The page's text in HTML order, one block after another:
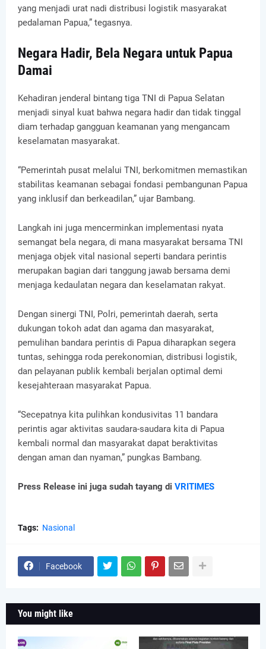
yang menjadi urat nadi distribusi logistik masyarakat
pedalaman Papua,” tegasnya.
Negara Hadir, Bela Negara untuk Papua
Damai
Kehadiran jenderal bintang tiga TNI di Papua Selatan
menjadi sinyal kuat bahwa negara hadir dan tidak tinggal
diam terhadap gangguan keamanan yang mengancam
keselamatan masyarakat.
“Pemerintah pusat melalui TNI, berkomitmen memastikan
stabilitas keamanan sebagai fondasi pembangunan Papua
yang inklusif dan berkeadilan,” ujar Bambang.
Langkah ini juga mencerminkan implementasi nyata
semangat bela negara, di mana masyarakat bersama TNI
menjaga objek vital nasional seperti bandara perintis
merupakan bagian dari tanggung jawab bersama demi
menjaga kedaulatan negara dan keselamatan rakyat.
Dengan sinergi TNI, Polri, pemerintah daerah, serta
dukungan tokoh adat dan agama dan masyarakat,
pemulihan bandara perintis di Papua diharapkan segera
tuntas, sehingga roda perekonomian, distribusi logistik,
dan pelayanan publik kembali berjalan optimal demi
kesejahteraan masyarakat Papua.
“Secepatnya kita pulihkan kondusivitas 11 bandara
perintis agar aktivitas saudara-saudara kita di Papua
kembali normal dan masyarakat dapat beraktivitas
dengan aman dan nyaman,” pungkas Bambang.
Press Release ini juga sudah tayang di VRITIMES
Tags: Nasional
Facebook
You might like